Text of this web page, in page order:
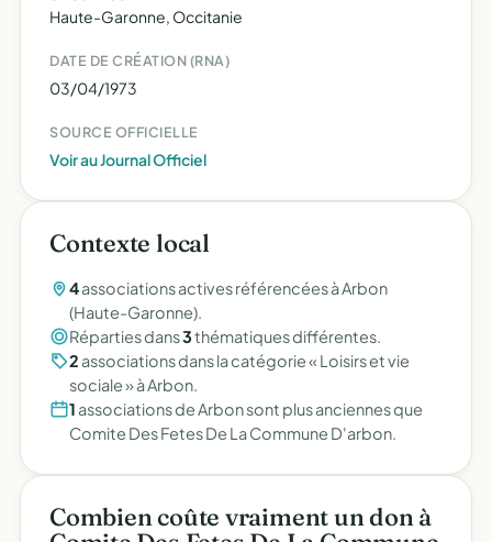
Haute-Garonne, Occitanie
DATE DE CRÉATION (RNA)
03/04/1973
SOURCE OFFICIELLE
Voir au Journal Officiel
Contexte local
4associations actives référencées à Arbon
(Haute-Garonne).
Réparties dans3thématiques différentes.
2 associations dans la catégorie « Loisirs et vie
sociale » à Arbon.
1 associations de Arbon sont plus anciennes que
Comite Des Fetes De La Commune D'arbon.
Combien coûte vraiment un don à